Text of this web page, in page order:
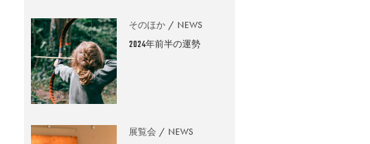
そのほか NEWS
2024年前半の運勢
展覧会 NEWS